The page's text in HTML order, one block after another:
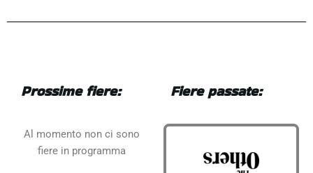
Prossime fiere:
Al momento non ci sono
fiere in programma
Fiere passate: